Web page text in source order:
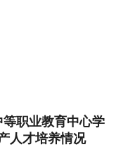
职业教育中心学
人才培养情况